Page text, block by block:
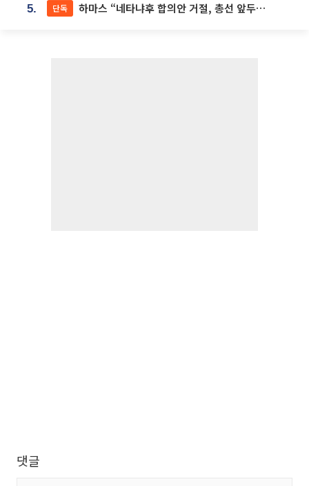
5. 단독 하마스 “네타냐후 합의안 거절, 총선 앞두고 시간 끌기”
댓글